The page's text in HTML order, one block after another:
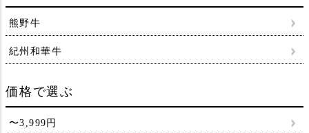
熊野牛
紀州和華牛
価格で選ぶ
〜3,999円